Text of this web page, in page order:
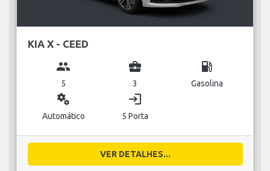
KIA X - CEED
group
5
business_center
3
local_gas_station
Gasolina
miscellaneous_services
Automático
login
5 Porta
VER DETALHES...